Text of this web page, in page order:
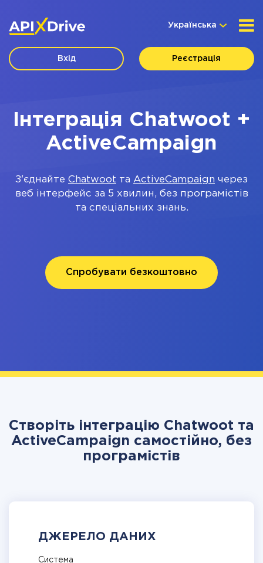
Українська
Вхід Реєстрація
Інтеграція Chatwoot +
ActiveCampaign
З'єднайте Chatwoot та ActiveCampaign через
веб інтерфейс за 5 хвилин, без програмістів
та спеціальних знань.
Спробувати безкоштовно
Створіть інтеграцію Chatwoot та
ActiveCampaign самостійно, без
програмістів
ДЖЕРЕЛО ДАНИХ
Система